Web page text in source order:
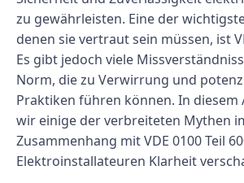
zu gewährleisten. Eine der
denen sie vertraut sein müssen, ist
Es gibt jedoch viele
Norm, die zu Verwirrung und
Praktiken führen können. In diesem
wir einige der verbreiteten Mythen
Zusammenhang mit VDE 0100 Teil
Elektroinstallateuren Klarheit